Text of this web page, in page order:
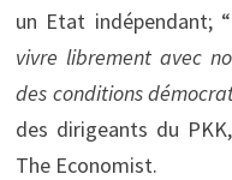
un Etat indépendant; “
vivre librement avec
des conditions
des dirigeants du
The Economist.